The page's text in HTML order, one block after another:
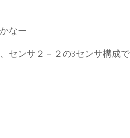
なー
センサ２－２の3センサ構成で